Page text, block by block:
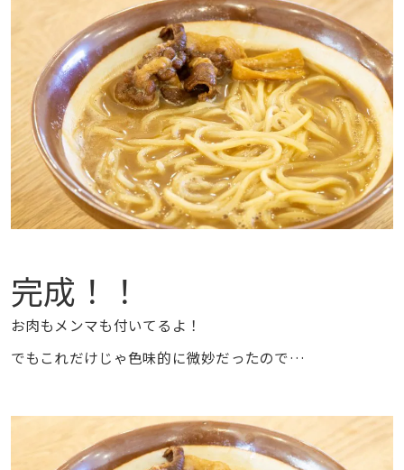
完成！！
お肉もメンマも付いてるよ！
でもこれだけじゃ色味的に微妙だったので…